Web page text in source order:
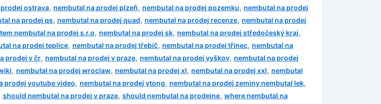
ostrava, nembutal na prodej plzeň, nembutal na prodej pozemku, nembutal na prodej
na prodej qs, nembutal na prodej quad, nembutal na prodej recenze, nembutal na prodej
nembutal na prodej s.r.o, nembutal na prodej sk, nembutal na prodej středočeský kraj,
na prodej teplice, nembutal na prodej třebíč, nembutal na prodej třinec, nembutal na
prodej v čr, nembutal na prodej v praze, nembutal na prodej vyškov, nembutal na prodej
, nembutal na prodej wroclaw, nembutal na prodej xl, nembutal na prodej xxl, nembutal
prodej youtube video, nembutal na prodej ytong, nembutal na prodej zeminy nembutal lek,
should nembutal na prodej v praze, should nembutal na prodejne, where nembutal na